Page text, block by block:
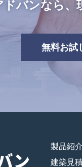
ドバンなら、
無料お試
製品紹介
建築見